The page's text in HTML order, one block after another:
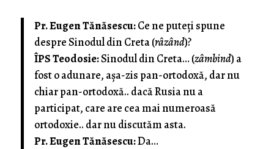
Pr. Eugen Tănăsescu:Ce ne puteţi spune
despre Sinodul din Creta (râzând)?
ÎPS Teodosie:Sinodul din Creta… (zâmbind) a
fost o adunare, aşa-zis pan-ortodoxă, dar nu
chiar pan-ortodoxă.. dacă Rusia nu a
participat, care are cea mai numeroasă
ortodoxie.. dar nu discutăm asta.
Pr. Eugen Tănăsescu:Da…